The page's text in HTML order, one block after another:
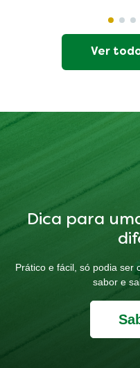
Ver
Dica para
Prático e fácil, só podia ser
sabor e